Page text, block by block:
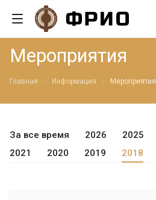
Мероприятия
Главная Информация Мероприятия
За все время 2026 2025
2021
2020 2019 2018